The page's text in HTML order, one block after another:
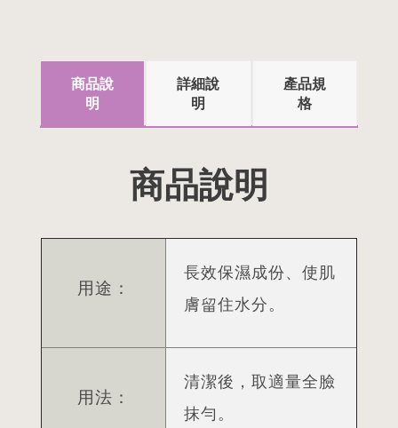
商品說
明
詳細說
明
產品規
格
商品說明
用途：
長效保濕成份、使肌
膚留住水分。
用法：
清潔後，取適量全臉
抹勻。